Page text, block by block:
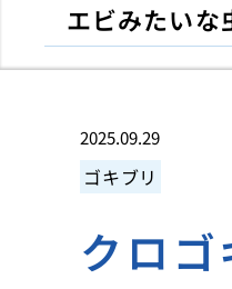
エビみたいな
2025.09.29
ゴキブリ
クロ